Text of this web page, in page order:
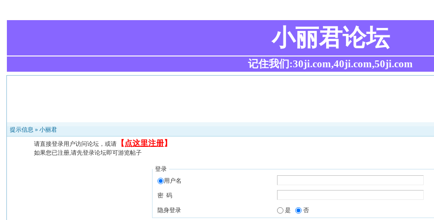
小丽君论坛
记住我们:30ji.com,40ji.com,50ji.com
提示信息 »小丽君
请直接登录用户访问论坛，或请 【 点这里注册】
如果您已注册,请先登录论坛即可游览帖子
登录
用户名
密 码
隐身登录 是 否